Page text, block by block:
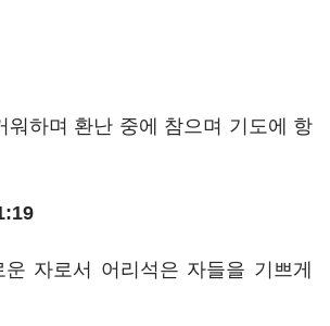
워하며 환난 중에 참으며 기도에 항
운 자로서 어리석은 자들을 기쁘게